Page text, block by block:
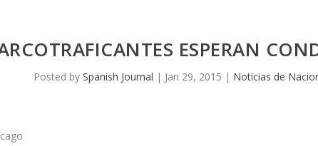
ESPERAN
Posted by Spanish Journal | Jan 29, 2015 | Noticias de